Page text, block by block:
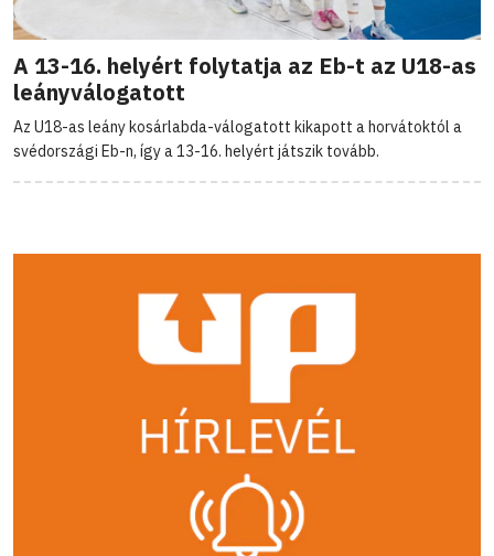
A 13-16. helyért folytatja az Eb-t az U18-as
leányválogatott
Az U18-as leány kosárlabda-válogatott kikapott a horvátoktól a
svédországi Eb-n, így a 13-16. helyért játszik tovább.